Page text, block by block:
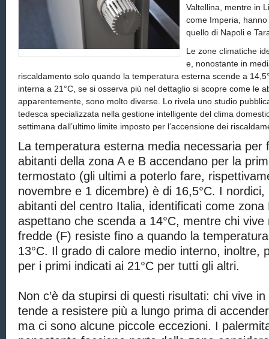
Valtellina, mentre in
come Imperia,
quello di Napoli e
Le zone climatiche
e, nonostante in
riscaldamento solo quando la temperatura esterna scende a
interna a 21°C, se si osserva più nel dettaglio si scopre come le
apparentemente, sono molto diverse. Lo rivela uno studio
tedesca specializzata nella gestione intelligente del clima
settimana dall’ultimo limite imposto per l’accensione dei
La temperatura esterna media necessaria per
abitanti della zona A e B accendano per la
termostato (gli ultimi a poterlo fare,
novembre e 1 dicembre) è di 16,5°C. I nordici,
abitanti del centro Italia, identificati come zona
aspettano che scenda a 14°C, mentre chi vive
fredde (F) resiste fino a quando la
13°C. Il grado di calore medio interno, inoltre,
per i primi indicati ai 21°C per tutti gli altri.
Non c’è da stupirsi di questi risultati: chi vive
tende a resistere più a lungo prima di
ma ci sono alcune piccole eccezioni. I